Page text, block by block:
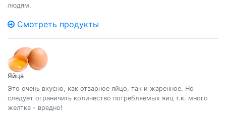
людям.
Смотреть продукты
Яйца
Это очень вкусно, как отварное яйцо, так и жаренное. Но
следует ограничить количество потребляемых яиц т.к. много
желтка - вредно!